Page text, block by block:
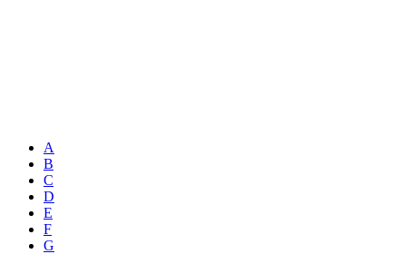
A
B
C
D
E
F
G